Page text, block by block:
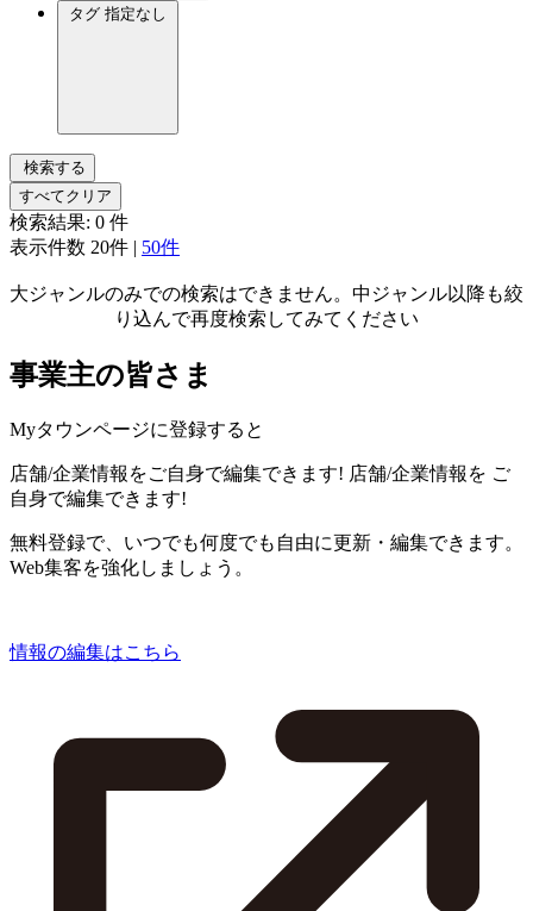
タグ 指定なし
検索する
すべてクリア
検索結果: 0 件
表示件数 20件 | 50件
大ジャンルのみでの検索はできません。中ジャンル以降も絞
り込んで再度検索してみてください
事業主の皆さま
Myタウンページに登録すると
店舗/企業情報をご自身で編集できます! 店舗/企業情報を ご
自身で編集できます!
無料登録で、いつでも何度でも自由に更新・編集できます。
Web集客を強化しましょう。
情報の編集はこちら